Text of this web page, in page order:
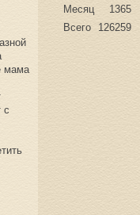
мама
с
Месяц
1365
Всего
126259